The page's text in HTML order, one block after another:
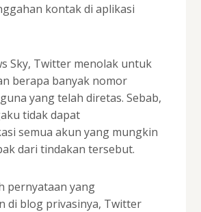
kontak di aplikasi
Sky, Twitter menolak untuk
berapa banyak nomor
yang telah diretas. Sebab,
tidak dapat
semua akun yang mungkin
dari tindakan tersebut.
pernyataan yang
di blog privasinya, Twitter